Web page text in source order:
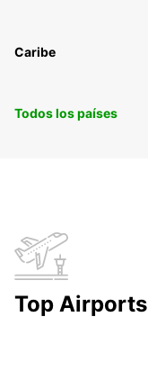
Caribe
Todos los países
Top Airports